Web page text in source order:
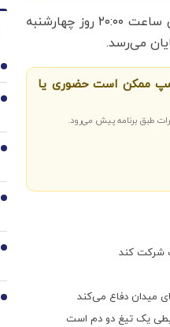
خبرگزاری رویترز نیز به نقل از یک منبع پاکستانی درگیر در مذاکرات گزارش داد که آتش‌بس ساعت ۲۰:۰۰ روز چهارشنبه
ممکن است حضوری یا
طبق برنامه پیش می‌رود.
شرکت کند
میدان دفاع می‌کند
یک تیغ دو دم است
1
2
3
4
5
6